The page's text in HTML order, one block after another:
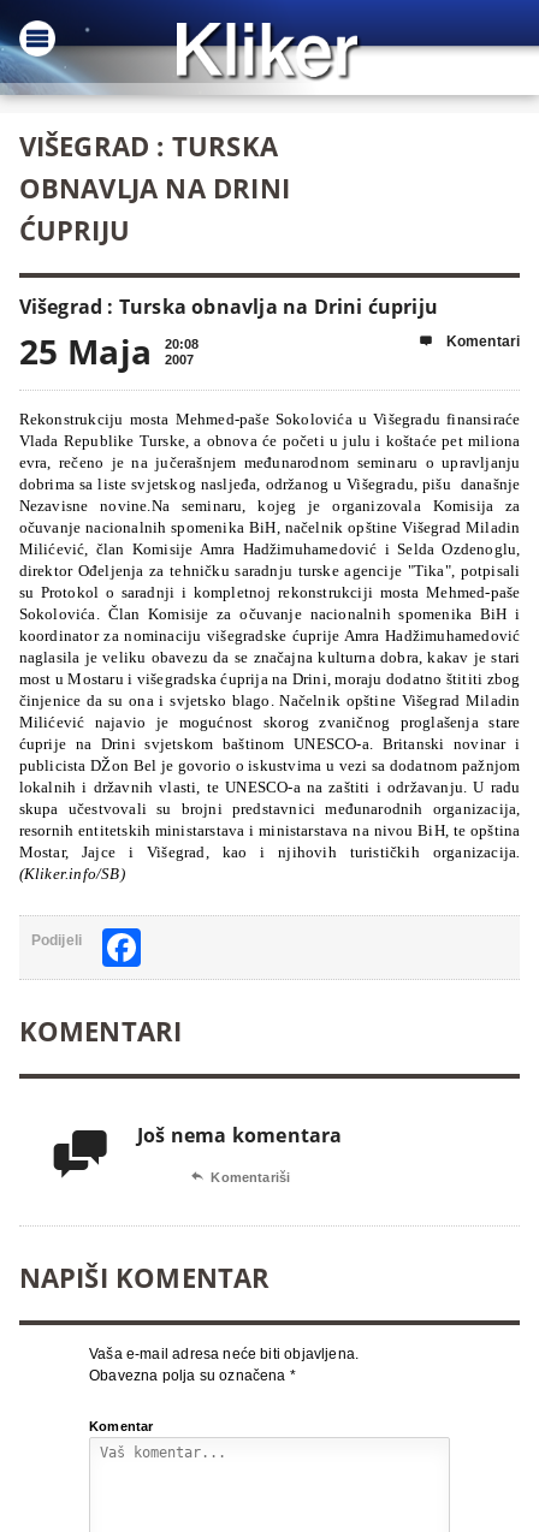
VIŠEGRAD : TURSKA
OBNAVLJA NA DRINI
ĆUPRIJU
Višegrad : Turska obnavlja na Drini ćupriju
25 Maja
20:08
2007
 Komentari
Rekonstrukciju mosta Mehmed-paše Sokolovića u Višegradu finansiraće
Vlada Republike Turske, a obnova će početi u julu i koštaće pet miliona
evra, rečeno je na jučerašnjem međunarodnom seminaru o upravljanju
dobrima sa liste svjetskog nasljeđa, održanog u Višegradu, pišu današnje
Nezavisne novine. Na seminaru, kojeg je organizovala Komisija za
očuvanje nacionalnih spomenika BiH, načelnik opštine Višegrad Miladin
Milićević, član Komisije Amra Hadžimuhamedović i Selda Ozdenoglu,
direktor Ođeljenja za tehničku saradnju turske agencije "Tika", potpisali
su Protokol o saradnji i kompletnoj rekonstrukciji mosta Mehmed-paše
Sokolovića. Član Komisije za očuvanje nacionalnih spomenika BiH i
koordinator za nominaciju višegradske ćuprije Amra Hadžimuhamedović
naglasila je veliku obavezu da se značajna kulturna dobra, kakav je stari
most u Mostaru i višegradska ćuprija na Drini, moraju dodatno štititi zbog
činjenice da su ona i svjetsko blago. Načelnik opštine Višegrad Miladin
Milićević najavio je mogućnost skorog zvaničnog proglašenja stare
ćuprije na Drini svjetskom baštinom UNESCO-a. Britanski novinar i
publicista DŽon Bel je govorio o iskustvima u vezi sa dodatnom pažnjom
lokalnih i državnih vlasti, te UNESCO-a na zaštiti i održavanju. U radu
skupa učestvovali su brojni predstavnici međunarodnih organizacija,
resornih entitetskih ministarstava i ministarstava na nivou BiH, te opština
Mostar, Jajce i Višegrad, kao i njihovih turističkih organizacija
(Kliker.info/SB)
Podijeli
KOMENTARI
 Još nema komentara
 Komentariši
NAPIŠI KOMENTAR
Vaša e-mail adresa neće biti objavljena.
Obavezna polja su označena *
Komentar